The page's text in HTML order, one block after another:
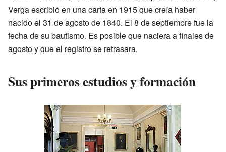
Verga escribió en una carta en 1915 que creía haber
nacido el 31 de agosto de 1840. El 8 de septiembre fue la
fecha de su bautismo. Es posible que naciera a finales de
agosto y que el registro se retrasara.
Sus primeros estudios y formación